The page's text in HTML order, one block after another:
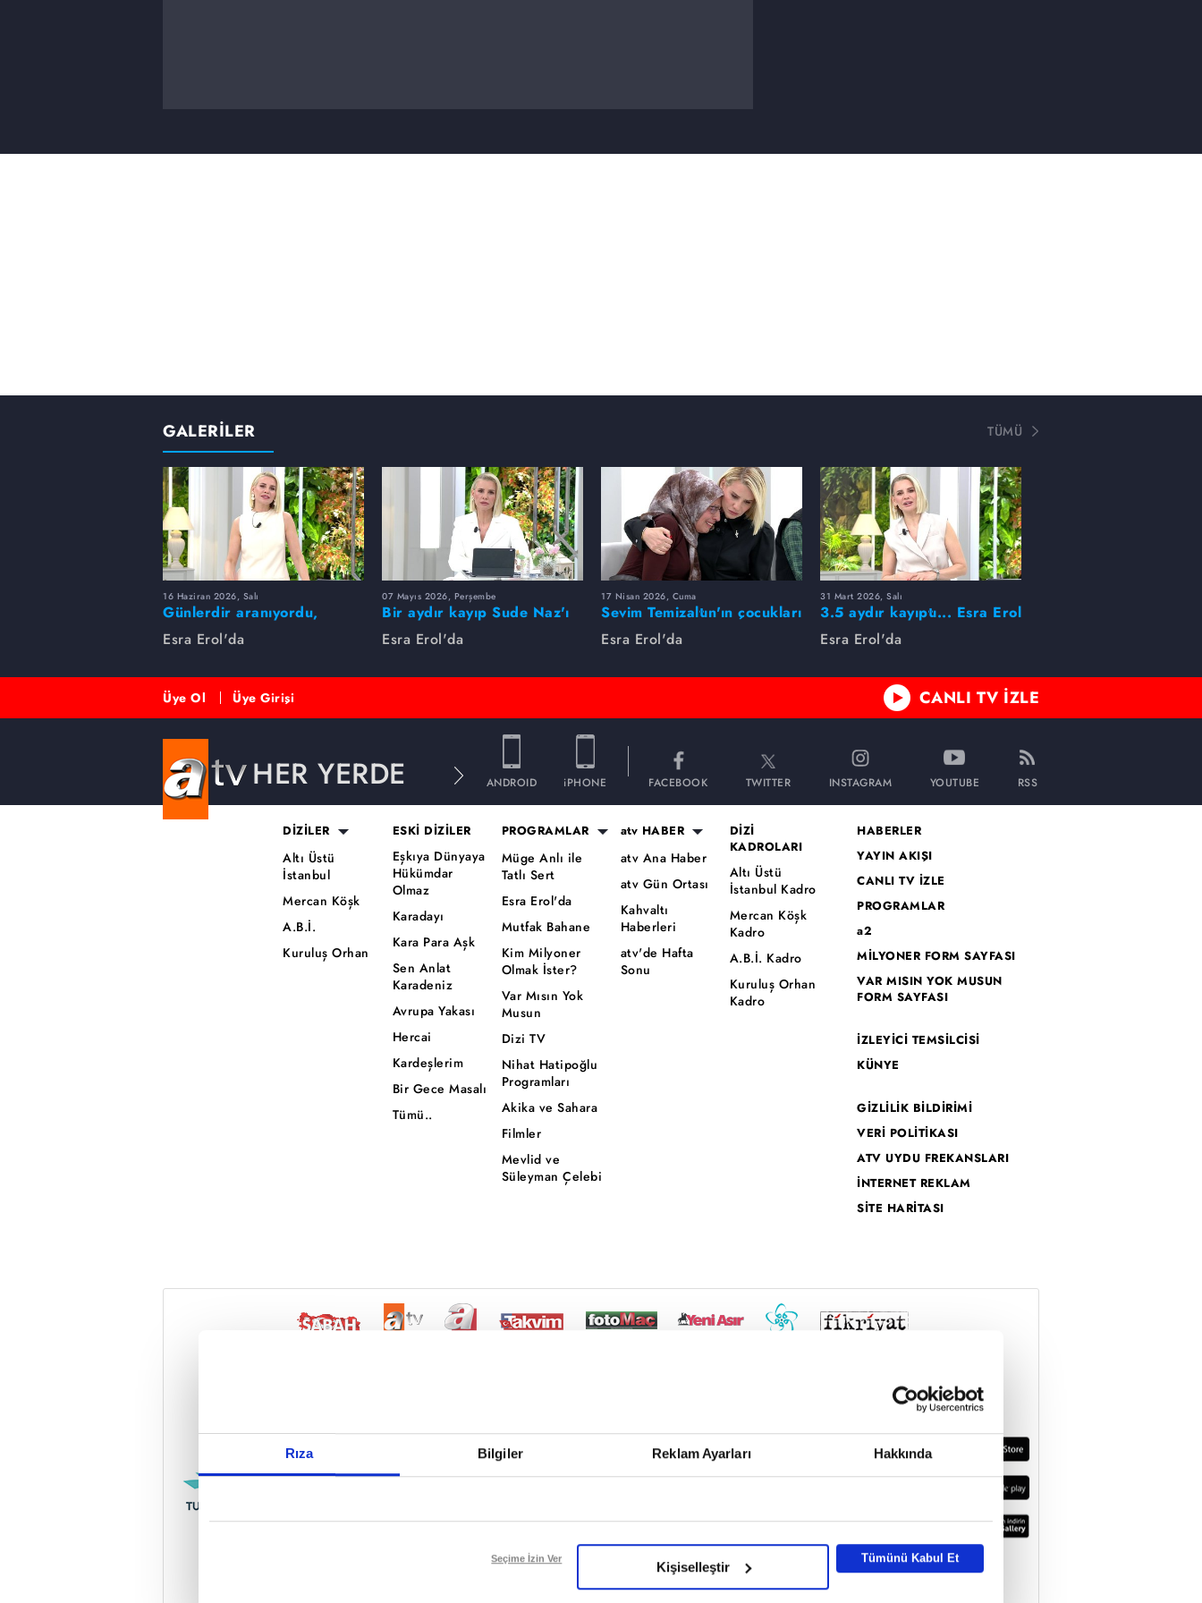
Rıza Bilgiler Reklam Ayarları Hakkında
Reddet
Seçime İzin Ver
Kişiselleştir
Tümünü Kabul Et
GALERİLER TÜMÜ
16 Haziran 2026, Salı
Günlerdir aranıyordu,
dakikalar içinde bulundu!
Esra Erol'da
07 Mayıs 2026, Perşembe
Bir aydır kayıp Sude Naz'ı
Esra Erol buldu
Esra Erol'da
17 Nisan 2026, Cuma
Sevim Temizaltın'ın çocukları
nerede?
Esra Erol'da
31 Mart 2026, Salı
3.5 aydır kayıptı... Esra Erol
buldu!
Esra Erol'da
Üye Ol Üye Girişi CANLI TV İZLE
HER YERDE ANDROID iPHONE FACEBOOK TWITTER INSTAGRAM YOUTUBE RSS
DİZİLER
Altı Üstü
İstanbul
Mercan Köşk
A.B.İ.
Kuruluş Orhan
ESKİ DİZİLER
Eşkıya Dünyaya
Hükümdar
Olmaz
Karadayı
Kara Para Aşk
Sen Anlat
Karadeniz
Avrupa Yakası
Hercai
Kardeşlerim
Bir Gece Masalı
Tümü..
PROGRAMLAR
Müge Anlı ile
Tatlı Sert
Esra Erol'da
Mutfak Bahane
Kim Milyoner
Olmak İster?
Var Mısın Yok
Musun
Dizi TV
Nihat Hatipoğlu
Programları
Akika ve Sahara
Filmler
Mevlid ve
Süleyman Çelebi
atv HABER
atv Ana Haber
atv Gün Ortası
Kahvaltı
Haberleri
atv'de Hafta
Sonu
DİZİ
KADROLARI
Altı Üstü
İstanbul Kadro
Mercan Köşk
Kadro
A.B.İ. Kadro
Kuruluş Orhan
Kadro
HABERLER
YAYIN AKIŞI
CANLI TV İZLE
PROGRAMLAR
a2
MİLYONER FORM SAYFASI
VAR MISIN YOK MUSUN
FORM SAYFASI
İZLEYİCİ TEMSİLCİSİ
KÜNYE
GİZLİLİK BİLDİRİMİ
VERİ POLİTİKASI
ATV UYDU FREKANSLARI
İNTERNET REKLAM
SİTE HARİTASI